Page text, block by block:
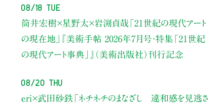
08/18 Tue
筒井宏樹×星野太×岩渕貞哉 「21世紀の現代アート
の現在地」
『美術手帖 2026年7月号・特集「21世紀
の現代アート事典」』（美術出版社）刊行記念
08/20 Thu
eri×武田砂鉄「ネチネチのまなざし 違和感を見逃さ